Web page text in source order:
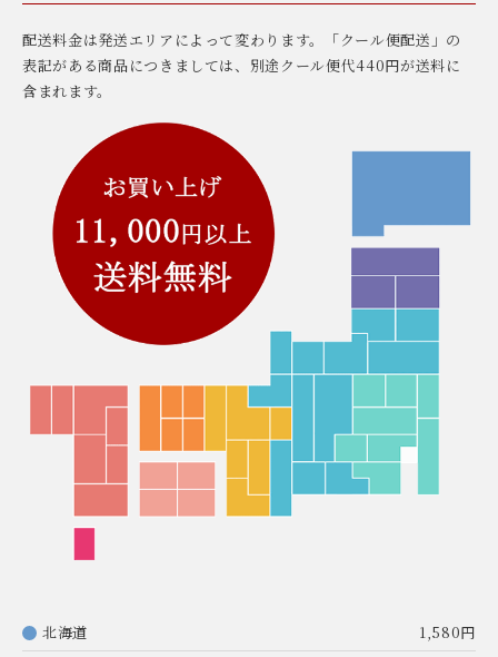
配送料金は発送エリアによって変わります。「クール便配送」の
表記がある商品につきましては、別途クール便代440円が送料に
含まれます。
北海道
1,580円